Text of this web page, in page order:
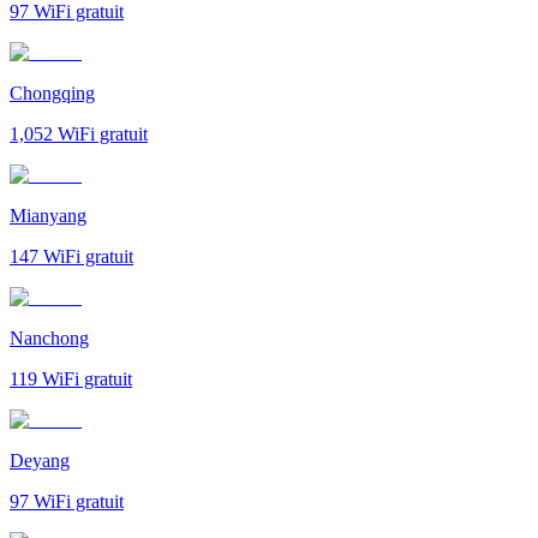
97 WiFi gratuit
Chongqing
1,052 WiFi gratuit
Mianyang
147 WiFi gratuit
Nanchong
119 WiFi gratuit
Deyang
97 WiFi gratuit